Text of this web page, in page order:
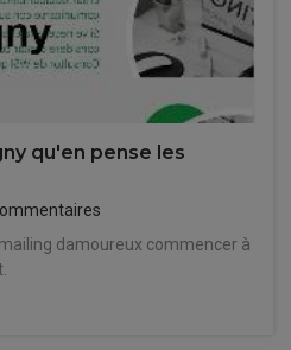
qu'en pense les
damoureux commencer à